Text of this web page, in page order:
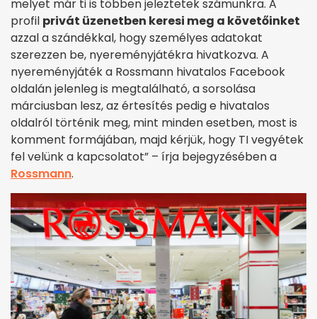
melyet már ti is többen jeleztetek számunkra. A
profil privát üzenetben keresi meg a követőinket
azzal a szándékkal, hogy személyes adatokat
szerezzen be, nyereményjátékra hivatkozva. A
nyereményjáték a Rossmann hivatalos Facebook
oldalán jelenleg is megtalálható, a sorsolása
márciusban lesz, az értesítés pedig e hivatalos
oldalról történik meg, mint minden esetben, most is
komment formájában, majd kérjük, hogy TI vegyétek
fel velünk a kapcsolatot” – írja bejegyzésében a
Rossmann.